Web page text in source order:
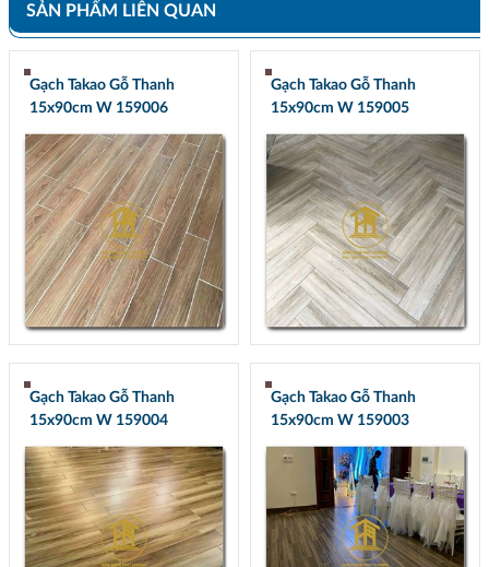
SẢN PHẨM LIÊN QUAN
Gạch Takao Gỗ Thanh
15x90cm W 159006
Gạch Takao Gỗ Thanh
15x90cm W 159005
Gạch Takao Gỗ Thanh
15x90cm W 159004
Gạch Takao Gỗ Thanh
15x90cm W 159003